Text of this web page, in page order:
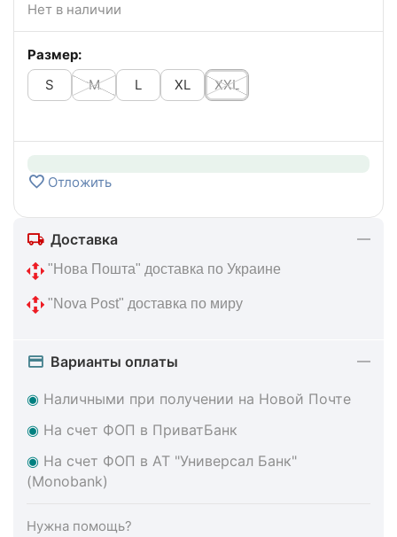
Нет в наличии
Размер:
S
M L XL XXL
Отложить
Доставка
"Нова Пошта" доставка по Украине
"Nova Post" доставка по миру
Варианты оплаты
◉ Наличными при получении на Новой Почте
◉ На счет ФОП в ПриватБанк
◉ На счет ФОП в АТ "Универсал Банк"
(Monobank)
Нужна помощь?